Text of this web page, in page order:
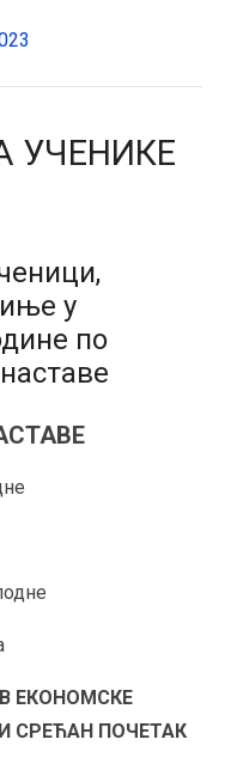
УЧЕНИКЕ
у
по
ЕКОНОМСКЕ
СРЕЋАН ПОЧЕТАК